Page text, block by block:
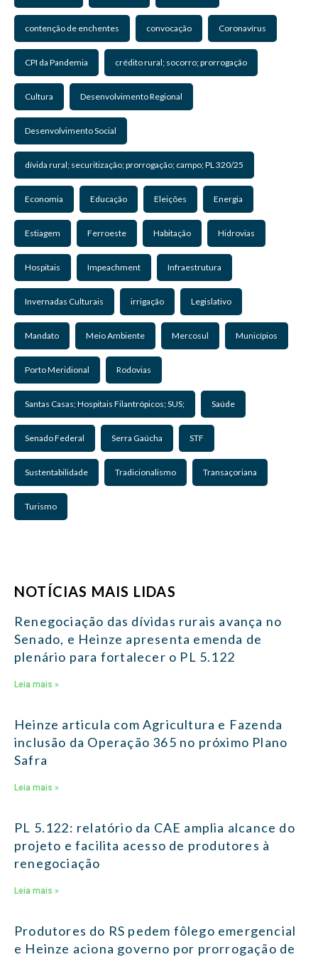
contenção de enchentes convocação Coronavírus
CPI da Pandemia crédito rural; socorro; prorrogação
Cultura Desenvolvimento Regional
Desenvolvimento Social
dívida rural; securitização; prorrogação; campo; PL 320/25
Economia Educação Eleições Energia
Estiagem Ferroeste Habitação Hidrovias
Hospitais Impeachment Infraestrutura
Invernadas Culturais irrigação Legislativo
Mandato Meio Ambiente Mercosul Municípios
Porto Meridional Rodovias
Santas Casas; Hospitais Filantrópicos; SUS; Saúde
Senado Federal Serra Gaúcha STF
Sustentabilidade Tradicionalismo Transaçoriana
Turismo
NOTÍCIAS MAIS LIDAS
Renegociação das dívidas rurais avança no
Senado, e Heinze apresenta emenda de
plenário para fortalecer o PL 5.122
Leia mais »
Heinze articula com Agricultura e Fazenda
inclusão da Operação 365 no próximo Plano
Safra
Leia mais »
PL 5.122: relatório da CAE amplia alcance do
projeto e facilita acesso de produtores à
renegociação
Leia mais »
Produtores do RS pedem fôlego emergencial
e Heinze aciona governo por prorrogação de